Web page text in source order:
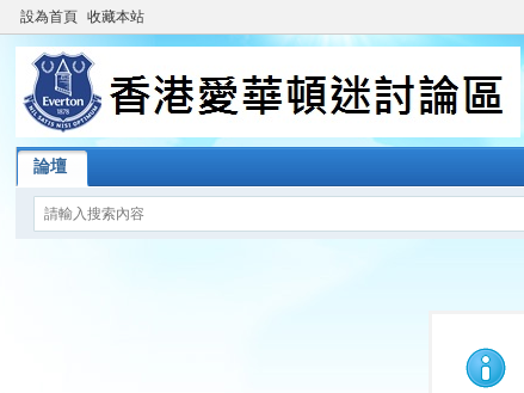
設為首頁 收藏本站
論壇